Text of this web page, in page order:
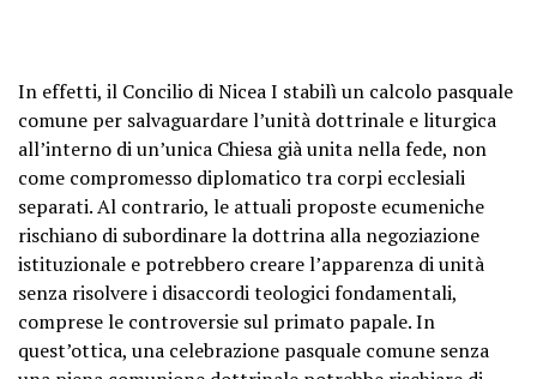
In effetti, il Concilio di Nicea I stabilì un calcolo pasquale
comune per salvaguardare l’unità dottrinale e liturgica
all’interno di un’unica Chiesa già unita nella fede, non
come compromesso diplomatico tra corpi ecclesiali
separati. Al contrario, le attuali proposte ecumeniche
rischiano di subordinare la dottrina alla negoziazione
istituzionale e potrebbero creare l’apparenza di unità
senza risolvere i disaccordi teologici fondamentali,
comprese le controversie sul primato papale. In
quest’ottica, una celebrazione pasquale comune senza